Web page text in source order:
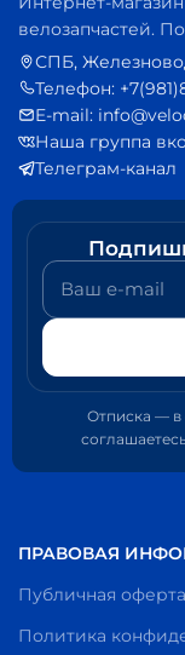
велозапчастей.
СПБ,
Телефон:
E-mail:
Наша группа
Телеграм-канал
Ваш e-mail
Отписка — в
ПРАВОВАЯ
Публичная оферта
Политика